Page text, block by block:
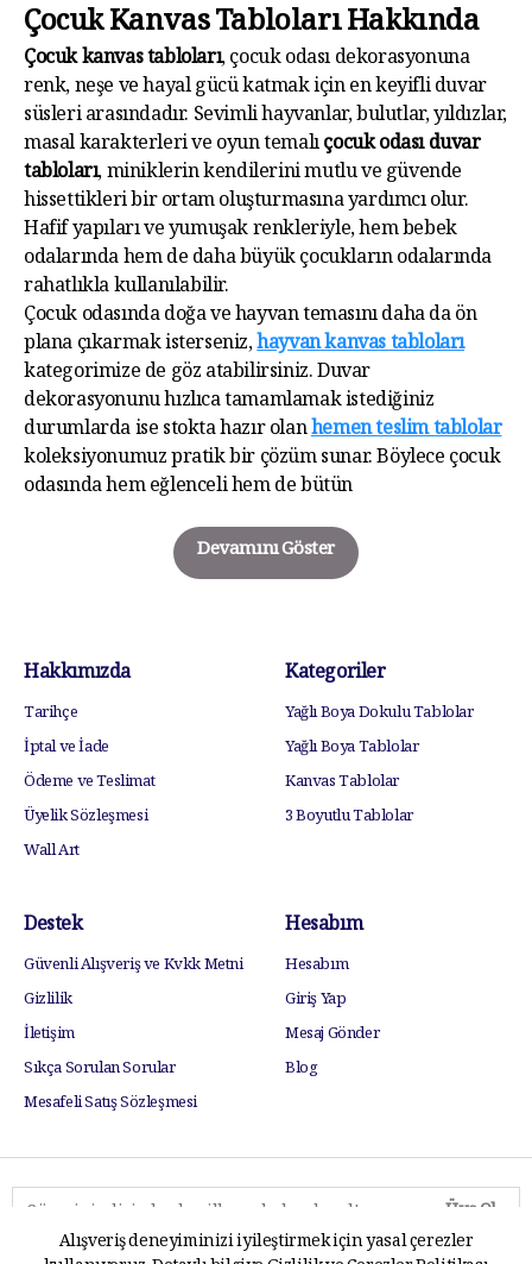
Alışveriş deneyiminizi iyileştirmek için yasal çerezler
Çocuk Kanvas Tabloları Hakkında
Çocuk kanvas tabloları, çocuk odası dekorasyonuna
renk, neşe ve hayal gücü katmak için en keyifli duvar
süsleri arasındadır. Sevimli hayvanlar, bulutlar, yıldızlar,
masal karakterleri ve oyun temalıçocuk odası duvar
tabloları, miniklerin kendilerini mutlu ve güvende
hissettikleri bir ortam oluşturmasına yardımcı olur.
Hafif yapıları ve yumuşak renkleriyle, hem bebek
odalarında hem de daha büyük çocukların odalarında
rahatlıkla kullanılabilir.
Çocuk odasında doğa ve hayvan temasını daha da ön
plana çıkarmak isterseniz,hayvan kanvas tabloları
kategorimize de göz atabilirsiniz. Duvar
dekorasyonunu hızlıca tamamlamak istediğiniz
durumlarda ise stokta hazır olanhemen teslim tablolar
koleksiyonumuz pratik bir çözüm sunar. Böylece çocuk
odasında hem eğlenceli hem de bütün
Devamını Göster
Hakkımızda
Tarihçe
İptal ve İade
Ödeme ve Teslimat
Üyelik Sözleşmesi
Wall Art
Kategoriler
Yağlı Boya Dokulu Tablolar
Yağlı Boya Tablolar
Kanvas Tablolar
3 Boyutlu Tablolar
Destek
Güvenli Alışveriş ve Kvkk Metni
Gizlilik
İletişim
Sıkça Sorulan Sorular
Mesafeli Satış Sözleşmesi
Hesabım
Hesabım
Giriş Yap
Mesaj Gönder
Blog
Üye Ol